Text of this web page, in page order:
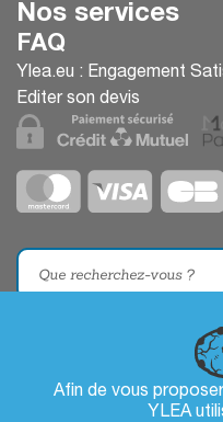
Afin de vous
YLEA
Nos services
FAQ
Ylea.eu : Engagement
Editer son devis